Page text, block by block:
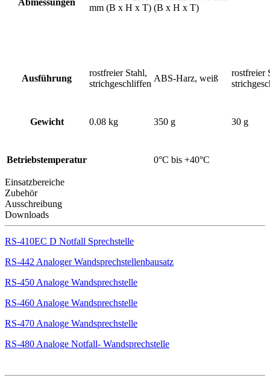
mm (B x H x T) (B x H x T)
Ausführung
rostfreier Stahl,
strichgeschliffen
ABS-Harz, weiß
rostfreier
Gewicht 0.08 kg 350 g 30 g
Betriebstemperatur 0°C bis +40°C
Einsatzbereiche
Zubehör
Ausschreibung
Downloads
RS-410EC D Notfall Sprechstelle
RS-442 Analoger Wandsprechstellenbausatz
RS-450 Analoge Wandsprechstelle
RS-460 Analoge Wandsprechstelle
RS-470 Analoge Wandsprechstelle
RS-480 Analoge Notfall- Wandsprechstelle